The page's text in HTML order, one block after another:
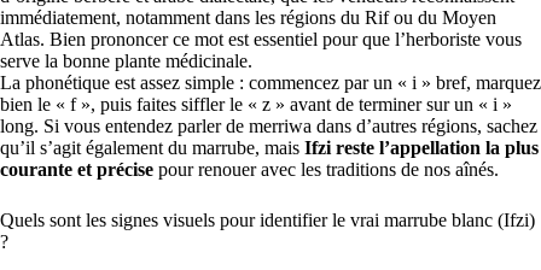
immédiatement, notamment dans les régions du Rif ou du Moyen
Atlas. Bien prononcer ce mot est essentiel pour que l’herboriste vous
serve la bonne plante médicinale.
La phonétique est assez simple : commencez par un « i » bref, marquez
bien le « f », puis faites siffler le « z » avant de terminer sur un « i »
long. Si vous entendez parler de merriwa dans d’autres régions, sachez
qu’il s’agit également du marrube, mais Ifzi reste l’appellation la plus
courante et précise pour renouer avec les traditions de nos aînés.
Quels sont les signes visuels pour identifier le vrai marrube blanc (Ifzi)
?